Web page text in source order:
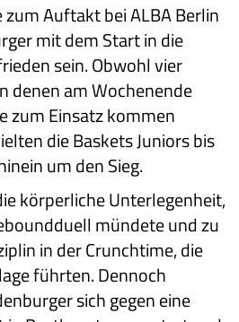
Auftakt bei ALBA Berlin
mit dem Start in die
sein. Obwohl vier
denen am Wochenende
zum Einsatz kommen
die Baskets Juniors bis
um den Sieg.
körperliche Unterlegenheit,
mündete und zu
in der Crunchtime, die
führten. Dennoch
sich gegen eine